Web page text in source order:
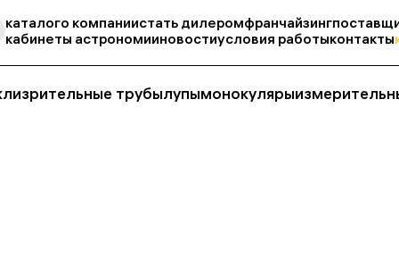
каталого компаниистать дилеромфранчайзинг
кабинеты астрономииновостиусловия работыконтакты
зрительные трубылупымонокуляры